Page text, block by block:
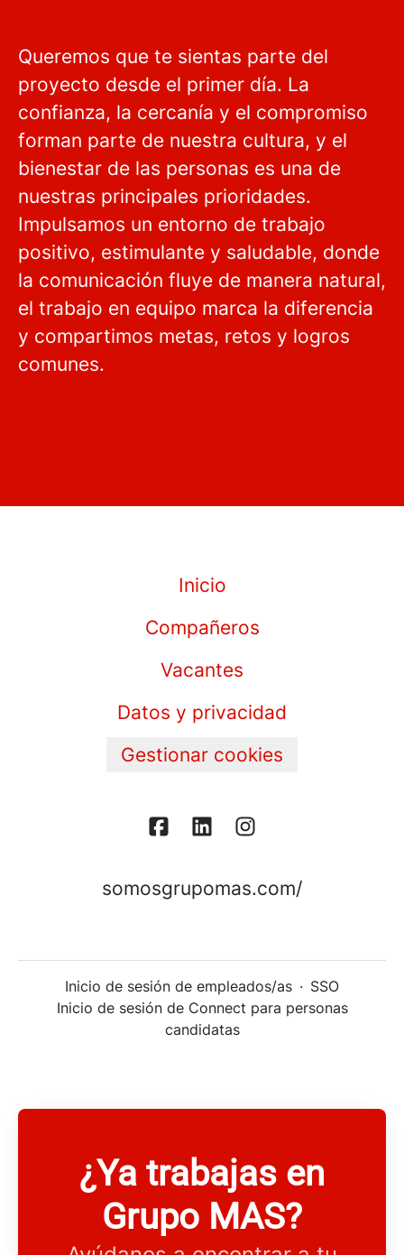
Queremos que te sientas parte del
proyecto desde el primer día. La
confianza, la cercanía y el compromiso
forman parte de nuestra cultura, y el
bienestar de las personas es una de
nuestras principales prioridades.
Impulsamos un entorno de trabajo
positivo, estimulante y saludable, donde
la comunicación fluye de manera natural,
el trabajo en equipo marca la diferencia
y compartimos metas, retos y logros
comunes.
Inicio
Compañeros
Vacantes
Datos y privacidad
Gestionar cookies
somosgrupomas.com/
Inicio de sesión de empleados/as · SSO
Inicio de sesión de Connect para personas
candidatas
¿Ya trabajas en
Grupo MAS?